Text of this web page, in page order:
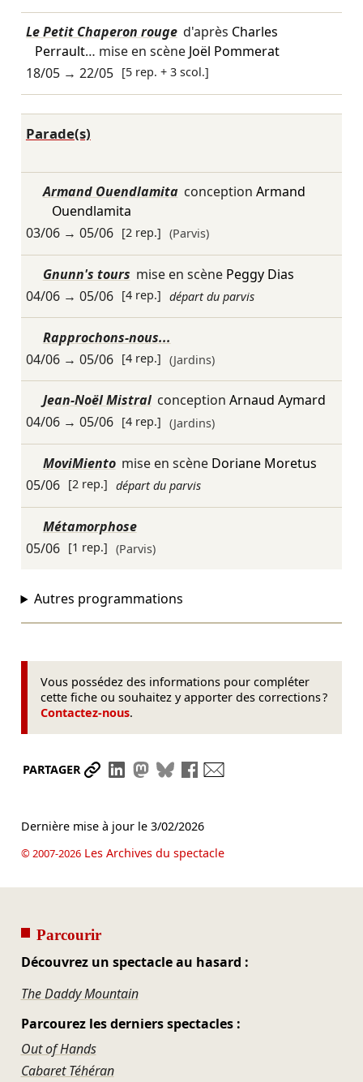
Le Petit Chaperon rouge d'après Charles
Perrault… mise en scène Joël Pommerat
18/05→ 22/05 [5 rep. + 3 scol.]
Parade(s)
Armand Ouendlamita conception Armand
Ouendlamita
03/06→ 05/06 [2 rep.] (Parvis)
Gnunn's tours mise en scène Peggy Dias
04/06→ 05/06 [4 rep.] départ du parvis
Rapprochons-nous...
04/06→ 05/06 [4 rep.] (Jardins)
Jean-Noël Mistral conception Arnaud Aymard
04/06→ 05/06 [4 rep.] (Jardins)
MoviMiento mise en scène Doriane Moretus
05/06 [2 rep.] départ du parvis
Métamorphose
05/06 [1 rep.] (Parvis)
Autres programmations
Vous possédez des informations pour compléter
cette fiche ou souhaitez y apporter des corrections ?
Contactez-nous.
PARTAGER Partager le lien
Partager sur LinkedIn
Partager sur Mastodon
Partager sur Bluesky
Partager sur Facebook
Dernière mise à jour le 3/02/2026
© 2007-2026Les Archives du spectacle
Parcourir
Découvrez un spectacle au hasard :
The Daddy Mountain
Parcourez les derniers spectacles :
Out of Hands
Cabaret Téhéran